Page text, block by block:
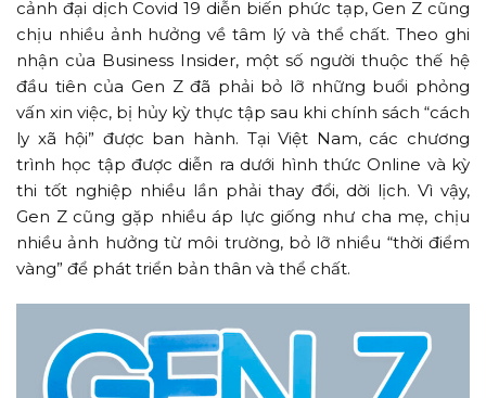
cảnh đại dịch Covid 19 diễn biến phức tạp, Gen Z cũng
chịu nhiều ảnh hưởng về tâm lý và thể chất. Theo ghi
nhận của Business Insider, một số người thuộc thế hệ
đầu tiên của Gen Z đã phải bỏ lỡ những buổi phỏng
vấn xin việc, bị hủy kỳ thực tập sau khi chính sách “cách
ly xã hội” được ban hành. Tại Việt Nam, các chương
trình học tập được diễn ra dưới hình thức Online và kỳ
thi tốt nghiệp nhiều lần phải thay đổi, dời lịch. Vì vậy,
Gen Z cũng gặp nhiều áp lực giống như cha mẹ, chịu
nhiều ảnh hưởng từ môi trường, bỏ lỡ nhiều “thời điểm
vàng” để phát triển bản thân và thể chất.